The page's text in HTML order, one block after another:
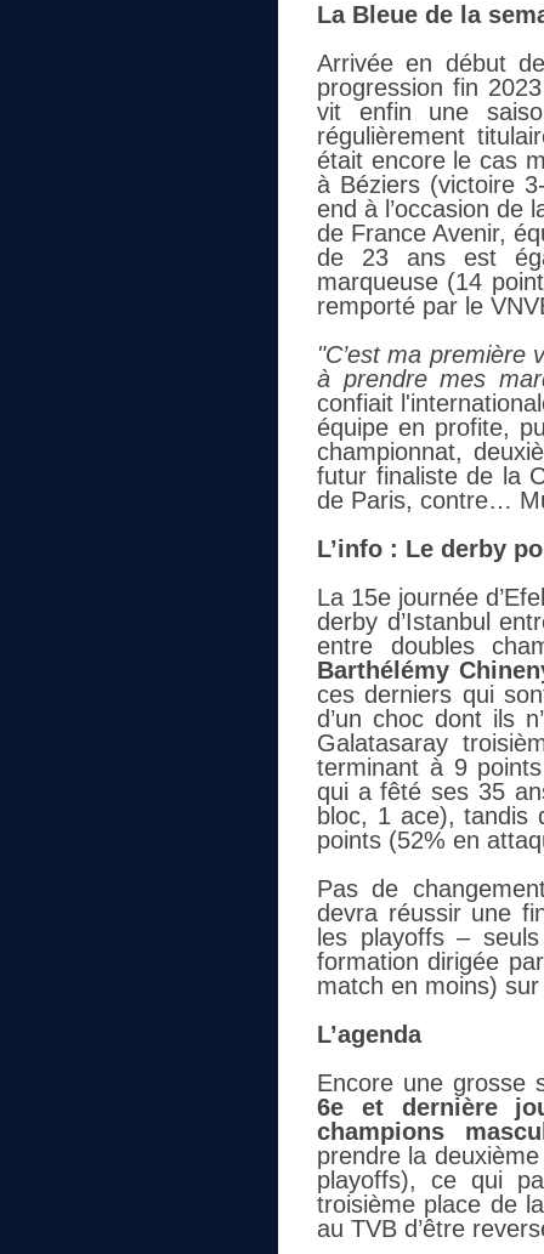
La Bleue de la
Arrivée en début
progression fin
vit enfin une
régulièrement
était encore le cas
à Béziers (victoire
end à l’occasion de
de France Avenir,
de 23 ans est
marqueuse (14
remporté par le
"C’est ma première
à prendre mes
confiait
équipe en profite,
championnat,
futur finaliste de la
de Paris, contre…
L’info : Le derby
La 15e journée
derby d’Istanbul
entre doubles
Barthélémy
ces derniers qui
d’un choc dont ils
Galatasaray
terminant à 9
qui a fêté ses 35
bloc, 1 ace), tandis
points (52% en
Pas de
devra réussir une
les playoffs –
formation dirigée
match en moins)
L’agenda
Encore une grosse
6e et dernière
champions
prendre la
playoffs), ce qui
troisième place de
au TVB d’être